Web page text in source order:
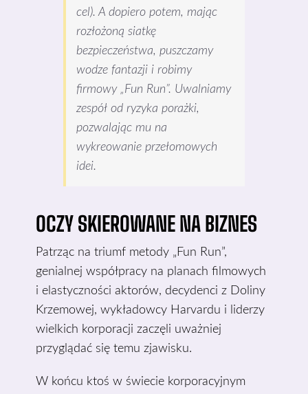
cel). A dopiero potem, mając
rozłożoną siatkę
bezpieczeństwa, puszczamy
wodze fantazji i robimy
firmowy „Fun Run”. Uwalniamy
zespół od ryzyka porażki,
pozwalając mu na
wykreowanie przełomowych
idei.
OCZY SKIEROWANE NA BIZNES
Patrząc na triumf metody „Fun Run”,
genialnej współpracy na planach filmowych
i elastyczności aktorów, decydenci z Doliny
Krzemowej, wykładowcy Harvardu i liderzy
wielkich korporacji zaczęli uważniej
przyglądać się temu zjawisku.
W końcu ktoś w świecie korporacyjnym